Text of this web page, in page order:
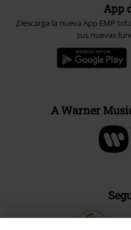
App
¡Descarga la nueva App EMP
sus nuevas
A Warner